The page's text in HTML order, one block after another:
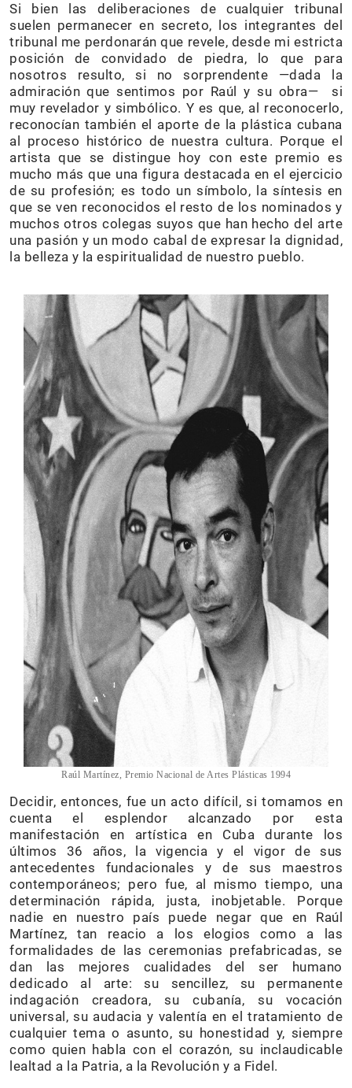
Si bien las deliberaciones de cualquier tribunal
suelen permanecer en secreto, los integrantes del
tribunal me perdonarán que revele, desde mi estricta
posición de convidado de piedra, lo que para
nosotros resulto, si no sorprendente —dada la
admiración que sentimos por Raúl y su obra— si
muy revelador y simbólico. Y es que, al reconocerlo,
reconocían también el aporte de la plástica cubana
al proceso histórico de nuestra cultura. Porque el
artista que se distingue hoy con este premio es
mucho más que una figura destacada en el ejercicio
de su profesión; es todo un símbolo, la síntesis en
que se ven reconocidos el resto de los nominados y
muchos otros colegas suyos que han hecho del arte
una pasión y un modo cabal de expresar la dignidad,
la belleza y la espiritualidad de nuestro pueblo.
Raúl Martínez, Premio Nacional de Artes Plásticas 1994
Decidir, entonces, fue un acto difícil, si tomamos en
cuenta el esplendor alcanzado por esta
manifestación en artística en Cuba durante los
últimos 36 años, la vigencia y el vigor de sus
antecedentes fundacionales y de sus maestros
contemporáneos; pero fue, al mismo tiempo, una
determinación rápida, justa, inobjetable. Porque
nadie en nuestro país puede negar que en Raúl
Martínez, tan reacio a los elogios como a las
formalidades de las ceremonias prefabricadas, se
dan las mejores cualidades del ser humano
dedicado al arte: su sencillez, su permanente
indagación creadora, su cubanía, su vocación
universal, su audacia y valentía en el tratamiento de
cualquier tema o asunto, su honestidad y, siempre
como quien habla con el corazón, su inclaudicable
lealtad a la Patria, a la Revolución y a Fidel.